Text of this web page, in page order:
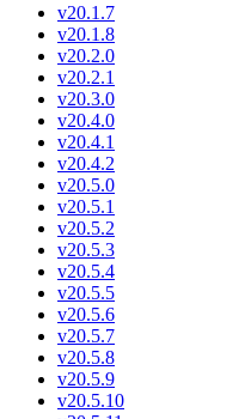
v20.1.7
v20.1.8
v20.2.0
v20.2.1
v20.3.0
v20.4.0
v20.4.1
v20.4.2
v20.5.0
v20.5.1
v20.5.2
v20.5.3
v20.5.4
v20.5.5
v20.5.6
v20.5.7
v20.5.8
v20.5.9
v20.5.10